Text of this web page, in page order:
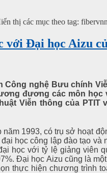
thị các mục theo tag:
với Đại học Aizu
Công nghệ Bưu chính
đương các môn
Viễn thông của PTIT
1993, có trụ sở hoạt
học công lập đào tạo và
học với tỷ lệ giảng viên
Đại học Aizu cũng là
thực hiện chương trình